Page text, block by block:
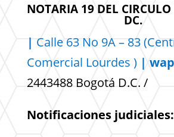
NOTARIA 19 DEL
DC.
| Calle 63 No 9A – 83
Comercial Lourdes ) |
2443488 Bogotá D.C. /
Notificaciones judiciales: